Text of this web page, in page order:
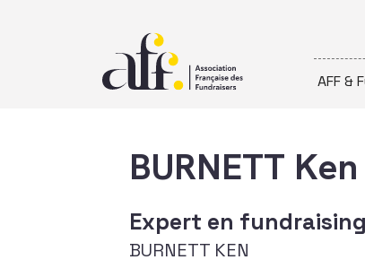
AFF &
BURNETT Ken
Expert en fundraising
BURNETT KEN